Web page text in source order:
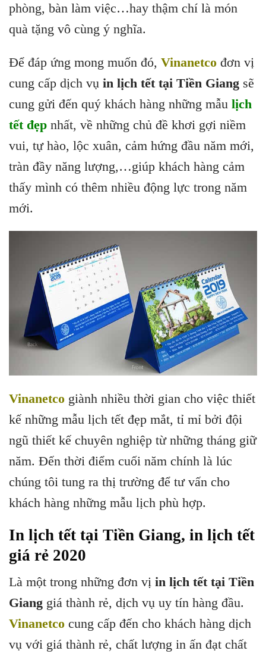
phòng, bàn làm việc…hay thậm chí là món
quà tặng vô cùng ý nghĩa.
Để đáp ứng mong muốn đó, Vinanetco đơn vị
cung cấp dịch vụ in lịch tết tại Tiền Giang sẽ
cung gửi đến quý khách hàng những mẫu lịch
tết đẹp nhất, về những chủ đề khơi gợi niềm
vui, tự hào, lộc xuân, cảm hứng đầu năm mới,
tràn đầy năng lượng,…giúp khách hàng cảm
thấy mình có thêm nhiều động lực trong năm
mới.
Vinanetco giành nhiều thời gian cho việc thiết
kế những mẫu lịch tết đẹp mắt, tỉ mỉ bởi đội
ngũ thiết kế chuyên nghiệp từ những tháng giữ
năm. Đến thời điểm cuối năm chính là lúc
chúng tôi tung ra thị trường để tư vấn cho
khách hàng những mẫu lịch phù hợp.
In lịch tết tại Tiền Giang, in lịch tết
giá rẻ 2020
Là một trong những đơn vị in lịch tết tại Tiền
Giang giá thành rẻ, dịch vụ uy tín hàng đầu.
Vinanetco cung cấp đến cho khách hàng dịch
vụ với giá thành rẻ, chất lượng in ấn đạt chất